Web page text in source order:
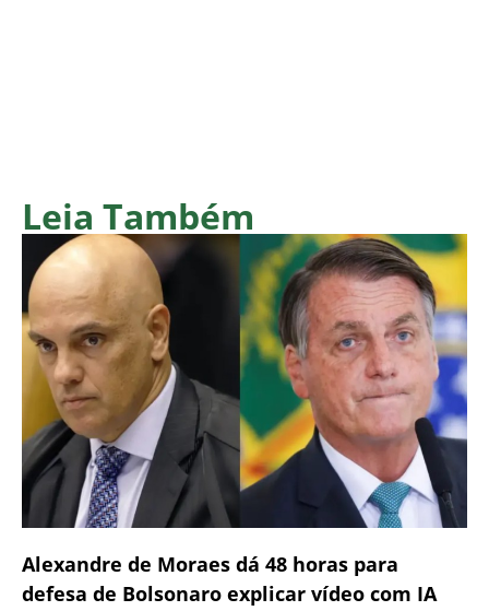
Leia Também
Alexandre de Moraes dá 48 horas para
defesa de Bolsonaro explicar vídeo com IA